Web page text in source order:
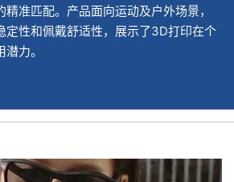
准匹配。产品面向运动及户外场景，
定性和佩戴舒适性，展示了3D打印在个
力。